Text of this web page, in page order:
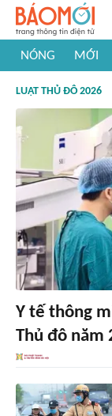
NÓNG MỚI
#Khám phá thế giới
LUẬT THỦ ĐÔ 2026
Y tế thông
Thủ đô năm